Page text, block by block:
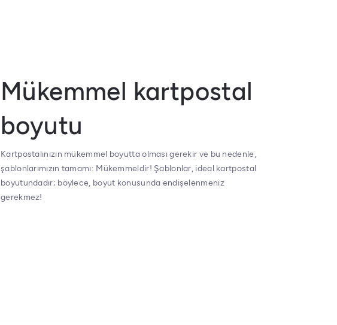
Mükemmel kartpostal
boyutu
Kartpostalınızın mükemmel boyutta olması gerekir ve bu nedenle,
şablonlarımızın tamamı: Mükemmeldir! Şablonlar, ideal kartpostal
boyutundadır; böylece, boyut konusunda endişelenmeniz
gerekmez!